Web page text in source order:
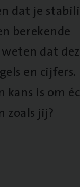
dat je
berekende
dat
en cijfers.
kans is om
zoals jij?